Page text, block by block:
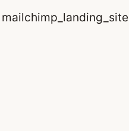
mailchimp_landing_site